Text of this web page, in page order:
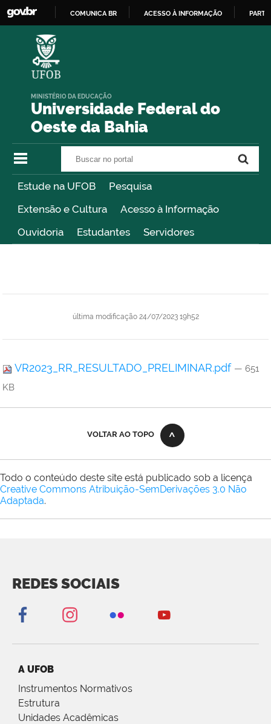
COMUNICA BR ACESSO À INFORMAÇÃO
Universidade Federal do
Oeste da Bahia
MINISTÉRIO DA EDUCAÇÃO
Estude na UFOB
Pesquisa
Extensão e Cultura
Acesso à Informação
Ouvidoria
Estudantes Servidores
última modificação24/07/2023 19h52
VR2023_RR_RESULTADO_PRELIMINAR.pdf — 651
KB
VOLTAR AO TOPO
Todo o conteúdo deste site está publicado sob a licença
Creative Commons Atribuição-SemDerivações 3.0 Não
Adaptada.
REDES SOCIAIS
A UFOB
Instrumentos Normativos
Estrutura
Unidades Acadêmicas